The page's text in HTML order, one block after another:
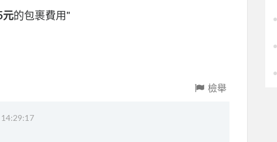
元的包裹費用"
檢舉